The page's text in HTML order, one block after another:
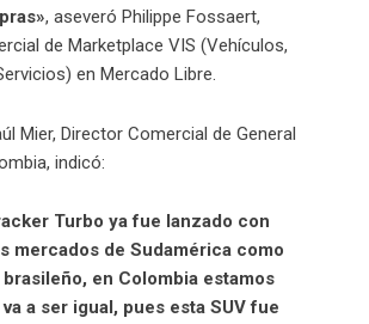
, aseveró Philippe Fossaert,
de Marketplace VIS (Vehículos,
en Mercado Libre.
Mier, Director Comercial de General
indicó:
Turbo ya fue lanzado con
mercados de Sudaméricacomo
en Colombia estamos
a ser igual, pues esta SUV fue